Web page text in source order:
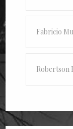
Fabricio
Robertson